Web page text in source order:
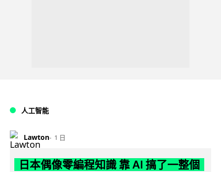
人工智能
Lawton 1 日
日本偶像零編程知識 靠 AI 搞了一整個